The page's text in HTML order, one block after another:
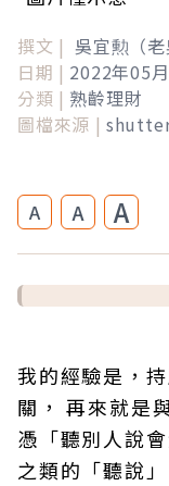
撰文 | 吳宜勲（老
日期 | 2022年05
分類 | 熟齡理財
圖檔來源 |
A A A
我的經驗是，
關， 再來就是
憑「聽別人說
之類的「聽說